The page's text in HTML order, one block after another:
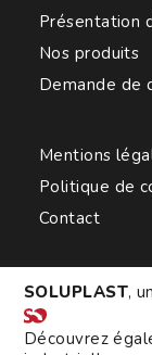
Présentation
Nos produits
Demande de
Mentions
Politique de
Contact
SOLUPLAST,
Découvrez